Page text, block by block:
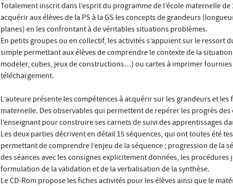
Totalement inscrit dans l’esprit du programme de l’école maternelle
acquérir aux élèves de la PS à la GS les concepts de grandeurs
planes) en les confrontant à de véritables situations problèmes.
En petits groupes ou en collectif, les activités s’appuient sur le ressort
simple permettant aux élèves de comprendre le contexte de la
modeler, cubes, jeux de constructions…) ou cartes à imprimer fournies
téléchargement.
L’auteure présente les compétences à acquérir sur les grandeurs et les
maternelle. Des observables qui permettent de repérer les progrès
l’enseignant pour construire ses carnets de suivi des apprentissages
Les deux parties décrivent en détail 15 séquences, qui ont toutes été
permettant de comprendre l’enjeu de la séquence ; progression de la
des séances avec les consignes explicitement données, les
formulation de la validation et de la verbalisation de la synthèse.
Le CD-Rom propose les fiches activités pour les élèves ainsi que le